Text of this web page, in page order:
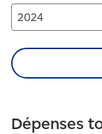
Dépenses